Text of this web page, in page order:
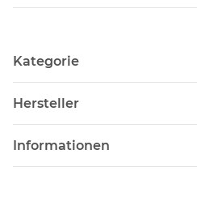
Kategorie
Hersteller
Informationen